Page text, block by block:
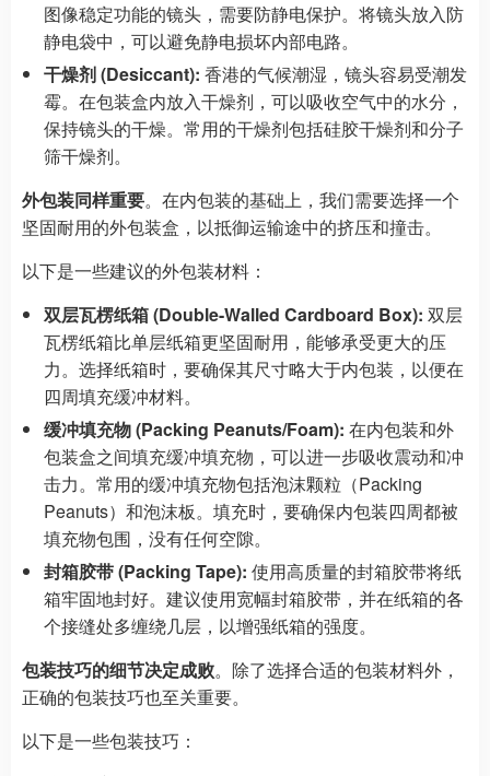
图像稳定功能的镜头，需要防静电保护。将镜头放入防
静电袋中，可以避免静电损坏内部电路。
干燥剂 (Desiccant): 香港的气候潮湿，镜头容易受潮发
霉。在包装盒内放入干燥剂，可以吸收空气中的水分，
保持镜头的干燥。常用的干燥剂包括硅胶干燥剂和分子
筛干燥剂。
外包装同样重要。在内包装的基础上，我们需要选择一个
坚固耐用的外包装盒，以抵御运输途中的挤压和撞击。
以下是一些建议的外包装材料：
双层瓦楞纸箱 (Double-Walled Cardboard Box): 双层
瓦楞纸箱比单层纸箱更坚固耐用，能够承受更大的压
力。选择纸箱时，要确保其尺寸略大于内包装，以便在
四周填充缓冲材料。
缓冲填充物 (Packing Peanuts/Foam): 在内包装和外
包装盒之间填充缓冲填充物，可以进一步吸收震动和冲
击力。常用的缓冲填充物包括泡沫颗粒（Packing
Peanuts）和泡沫板。填充时，要确保内包装四周都被
填充物包围，没有任何空隙。
封箱胶带 (Packing Tape): 使用高质量的封箱胶带将纸
箱牢固地封好。建议使用宽幅封箱胶带，并在纸箱的各
个接缝处多缠绕几层，以增强纸箱的强度。
包装技巧的细节决定成败。除了选择合适的包装材料外，
正确的包装技巧也至关重要。
以下是一些包装技巧：